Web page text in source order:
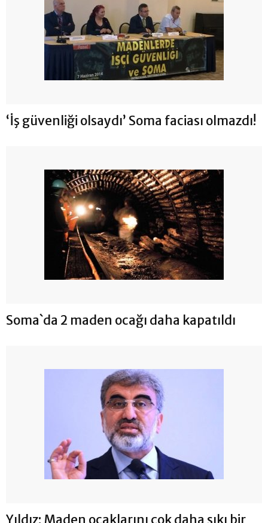
‘İş güvenliği olsaydı’ Soma faciası olmazdı!
Soma`da 2 maden ocağı daha kapatıldı
Yıldız: Maden ocaklarını çok daha sıkı bir